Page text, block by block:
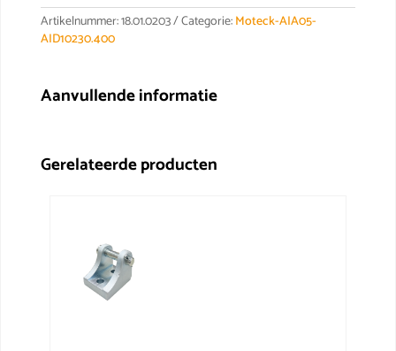
230V
aantal
Artikelnummer:18.01.0203 Categorie:Moteck-AIA05-
AID10230.400
Aanvullende informatie
Gerelateerde producten